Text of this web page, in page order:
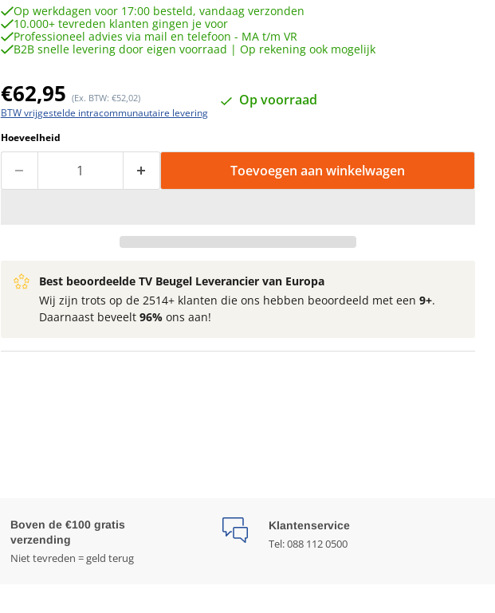
Op werkdagen voor 17:00 besteld, vandaag verzonden
10.000+ tevreden klanten gingen je voor
Professioneel advies via mail en telefoon - MA t/m VR
B2B snelle levering door eigen voorraad | Op rekening ook mogelijk
Huidige prijs
€62,95 (Ex. BTW: €52,02)
BTW vrijgestelde intracommunautaire levering
Op voorraad
Hoeveelheid
Toevoegen aan winkelwagen
Best beoordeelde TV Beugel Leverancier van Europa
Wij zijn trots op de 2514+ klanten die ons hebben beoordeeld met een 9+.
Daarnaast beveelt 96%ons aan!
Boven de €100 gratis
verzending
Niet tevreden = geld terug
Klantenservice
Tel: 088 112 0500